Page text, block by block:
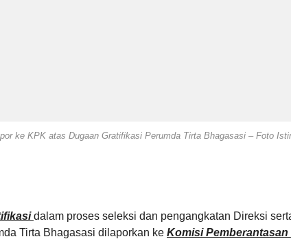
ke KPK atas Dugaan Gratifikasi Perumda Tirta Bhagasasi – Foto
dalam proses seleksi dan pengangkatan Direksi
Tirta Bhagasasi dilaporkan ke Komisi